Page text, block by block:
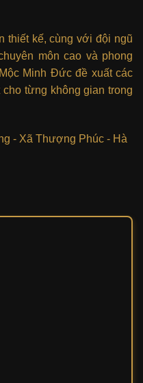
thiết kế, cùng với đội ngũ
môn cao và phong
Minh Đức đề xuất các
từng không gian trong
- Xã Thượng Phúc - Hà